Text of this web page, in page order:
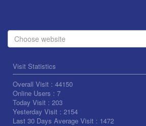
Choose website
Visit Statistics
Overall Visit : 44150
Online Users : 7
Today Visit : 203
Yesterday Visit : 2154
Last 30 Days Average Visit : 1472